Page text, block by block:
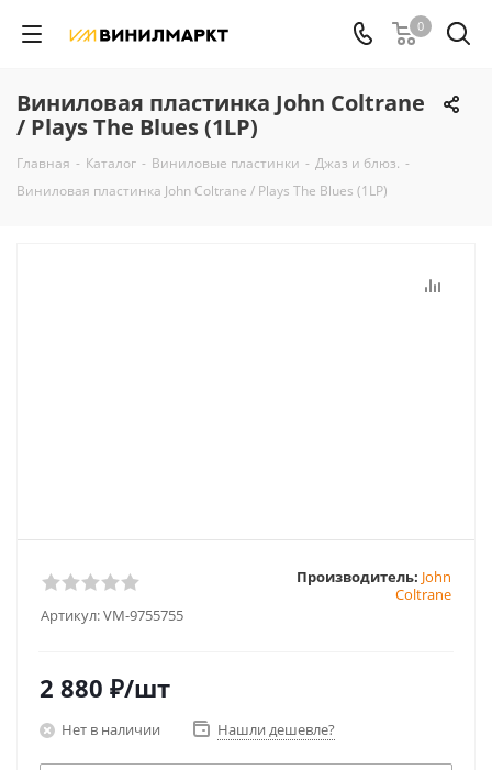
0
Виниловая пластинка John Coltrane
/ Plays The Blues (1LP)
Главная - Каталог - Виниловые пластинки - Джаз и блюз. -
Виниловая пластинка John Coltrane / Plays The Blues (1LP)
Артикул:VM-9755755
Производитель: John
Coltrane
2 880 ₽/шт
Нет в наличии Нашли дешевле?